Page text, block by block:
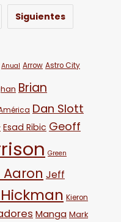
Siguientes
Anual Arrow Astro City
Brian
Dan Slott
Esad Ribic Geoff
Green
Jeff
Kieron
Manga Mark